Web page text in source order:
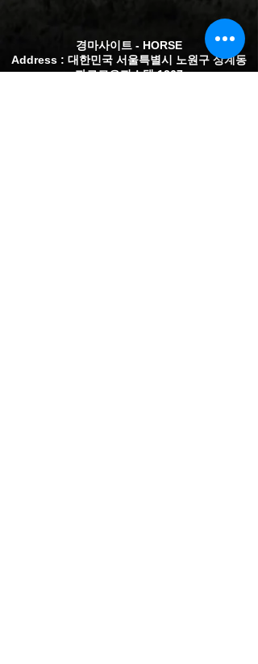
경마사이트 - HORSE
Address : 대한민국 서울특별시 노원구 상계동
파르코오피스텔 1267